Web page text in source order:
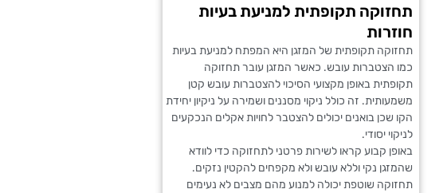
תחזוקה תקופתית למניעת בעיות
חוזרות
תחזוקה תקופתית של המזגן היא המפתח למניעת בעיות
כמו הצטברות עובש. כאשר המזגן עובר תחזוקה
תקופתית באופן מקצועי הסיכוי להצטברות עובש קטן
משמעותית. זה כולל ניקוי מסננים ושמירה על ניקיון יחידת
הקו שכן בואנים יכולים להצטבר לחויות אקלים הנכקעים
לניקוי יסודי.
באופן קבוע קראו לשירות פרטני לתחזוקה כדי לוודא
שהמזגן נקי וללא עובש ולא מקפחים להקטין נזקים.
תחזוקה שוטפת יכולה למנוע מהם מצבים לא נעימים